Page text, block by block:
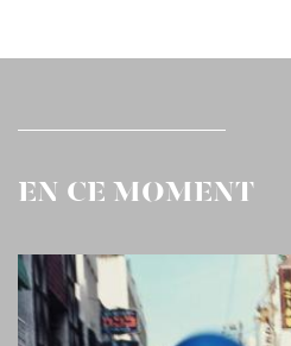
EN CE MOMENT